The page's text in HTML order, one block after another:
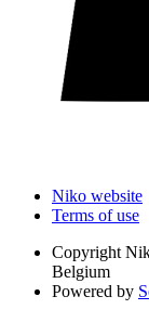
Niko website
Terms of use
Copyright
Belgium
Powered by